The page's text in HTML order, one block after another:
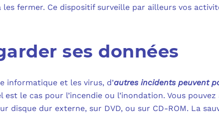
les fermer. Ce dispositif surveille par ailleurs vos
ses données
informatique et les virus, d’autres incidents peuvent
est le cas pour l’incendie ou l’inondation. Vous
disque dur externe, sur DVD, ou sur CD-ROM. La